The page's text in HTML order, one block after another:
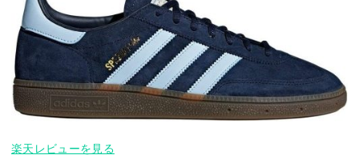
楽天レビューを見る